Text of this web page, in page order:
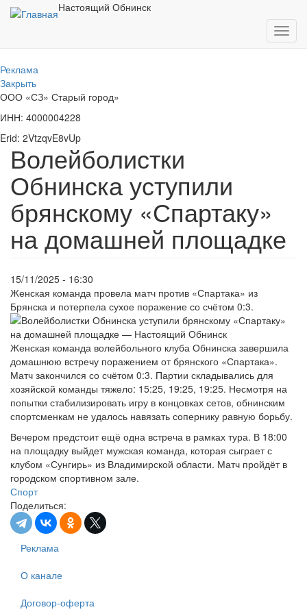
Перейти
содержанию
Настоящий Обнинск
Реклама
Закрыть
ООО «СЗ» Старый город»
ИНН: 4000004228
Erid: 2VtzqvE8vUp
Волейболистки
Обнинска уступили
брянскому «Спартаку»
на домашней площадке
15/11/2025 - 16:30
Женская команда провела матч против «Спартака» из
Брянска и потерпела сухое поражение со счётом 0:3.
Женская команда волейбольного клуба Обнинска завершила
домашнюю встречу поражением от брянского «Спартака».
Матч закончился со счётом 0:3. Партии складывались для
хозяйской команды тяжело: 15:25, 19:25, 19:25. Несмотря на
попытки стабилизировать игру в концовках сетов, обнинским
спортсменкам не удалось навязать сопернику равную борьбу.
Вечером предстоит ещё одна встреча в рамках тура. В 18:00
на площадку выйдет мужская команда, которая сыграет с
клубом «Сунгирь» из Владимирской области. Матч пройдёт в
городском спортивном зале.
Спорт
Поделиться:
Реклама
О канале
Договор-оферта